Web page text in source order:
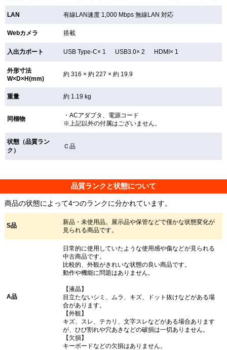
LAN 有線LAN速度 1,000 Mbps 無線LAN対応
Webカメラ 搭載
入出力ポート USB Type-C× 1 USB3.0× 2 HDMI× 1
外形寸法
W×D×H(mm)
約 316 × 約 227 × 約 19.9
重量 約 1.19 kg
同梱物
・ACアダプタ、電源コード
※上記以外の付属はございません。
状態（品質ラン
ク）
Ｃ品
品質ランクと状態について
商品の状態によって4つのランクに分かれています。
S品
新品・未使用品。展示品や保管などで僅かな状態変化が
見られる商品です。
A品
日常的に使用していたような使用感や傷などが見られる
中古商品です。
比較的、外観がきれいな状態の良い商品です。
動作や機能に問題はありません。
【液晶】
目立たないシミ、ムラ、キズ、ドット抜けなどがある場
合があります。
【外観】
キズ、スレ、テカリ、文字スレなどがある場合あります
が、ひび割れや穴あきなどの破損は一切ありません。
【欠損】
キーボードなどの欠損はありません。